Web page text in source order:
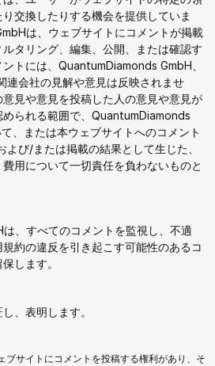
交換したりする機会を提供していま
は、ウェブサイトにコメントが掲載
タリング、編集、公開、または確認す
トには、QuantumDiamonds GmbH、
連会社の見解や意見は反映されませ
見や意見を投稿した人の意見や意見が
られる範囲で、QuantumDiamonds
、または本ウェブサイトへのコメント
び/または掲載の結果として生じた、
用について一切責任を負わないものと
、すべてのコメントを監視し、不適
約の違反を引き起こす可能性のあるコ
します。
、表明します。
ブサイトにコメントを投稿する権利があり、そ